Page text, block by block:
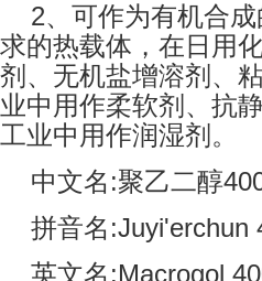
2、可作为有机合
求的热载体，在日用
剂、无机盐增溶剂、
业中用作柔软剂、抗
工业中用作润湿剂。
中文名:聚乙二醇
拼音名:Juyi'erchun
英文名:Macrogol